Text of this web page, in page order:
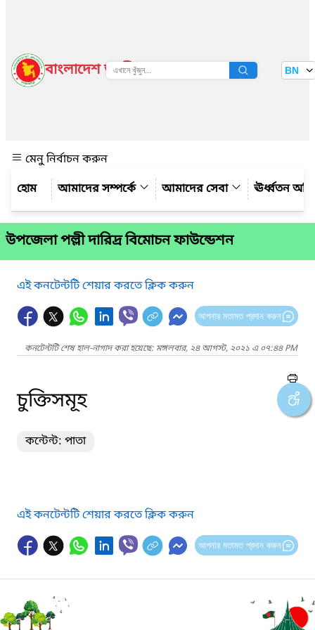
বাংলাদেশ জাতীয় তথ্য বাতায়ন BN
মেনু নির্বাচন করুন
আমাদের সম্পর্কে
আমাদের সেবা ঊর্ধ্বতন
উপজেলা পল্লী দারিদ্র বিমোচন ফাউন্ডেশন
এই কনটেন্টটি শেয়ার করতে ক্লিক করুন
আপনার মতামত প্রদান করুন
কনটেন্টটি শেষ হাল-নাগাদ করা হয়েছে: মঙ্গলবার, ২৪ আগস্ট, ২০২১ এ ০৭:৪৪ PM
চুক্তিসমূহ
কন্টেন্ট: পাতা
এই কনটেন্টটি শেয়ার করতে ক্লিক করুন
আপনার মতামত প্রদান করুন